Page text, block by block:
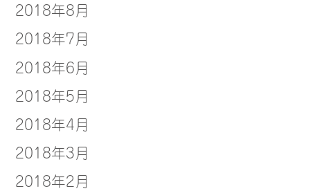
2018年8月
2018年7月
2018年6月
2018年5月
2018年4月
2018年3月
2018年2月